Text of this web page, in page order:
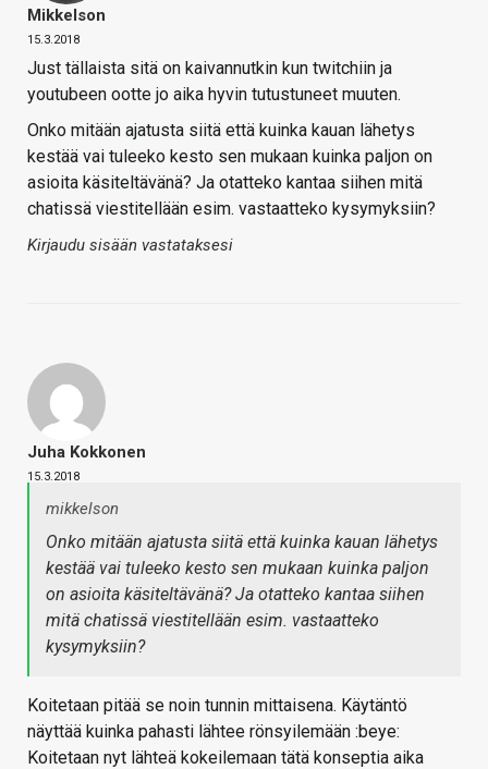
Mikkelson
15.3.2018
Just tällaista sitä on kaivannutkin kun twitchiin ja
youtubeen ootte jo aika hyvin tutustuneet muuten.
Onko mitään ajatusta siitä että kuinka kauan lähetys
kestää vai tuleeko kesto sen mukaan kuinka paljon on
asioita käsiteltävänä? Ja otatteko kantaa siihen mitä
chatissä viestitellään esim. vastaatteko kysymyksiin?
Kirjaudu sisään vastataksesi
Juha Kokkonen
15.3.2018
mikkelson
Onko mitään ajatusta siitä että kuinka kauan lähetys
kestää vai tuleeko kesto sen mukaan kuinka paljon
on asioita käsiteltävänä? Ja otatteko kantaa siihen
mitä chatissä viestitellään esim. vastaatteko
kysymyksiin?
Koitetaan pitää se noin tunnin mittaisena. Käytäntö
näyttää kuinka pahasti lähtee rönsyilemään :beye:
Koitetaan nyt lähteä kokeilemaan tätä konseptia aika